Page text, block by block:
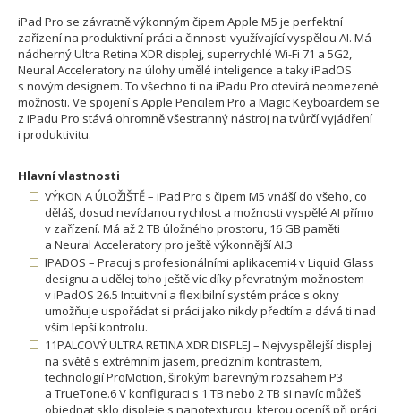
iPad Pro se závratně výkonným čipem Apple M5 je perfektní
zařízení na produktivní práci a činnosti využívající vyspělou AI. Má
nádherný Ultra Retina XDR displej, superrychlé Wi-Fi 71 a 5G2,
Neural Acceleratory na úlohy umělé inteligence a taky iPadOS
s novým designem. To všechno ti na iPadu Pro otevírá neomezené
možnosti. Ve spojení s Apple Pencilem Pro a Magic Keyboardem se
z iPadu Pro stává ohromně všestranný nástroj na tvůrčí vyjádření
i produktivitu.
Hlavní vlastnosti
VÝKON A ÚLOŽIŠTĚ – iPad Pro s čipem M5 vnáší do všeho, co
děláš, dosud nevídanou rychlost a možnosti vyspělé AI přímo
v zařízení. Má až 2 TB úložného prostoru, 16 GB paměti
a Neural Acceleratory pro ještě výkonnější AI.3
IPADOS – Pracuj s profesionálními aplikacemi4 v Liquid Glass
designu a udělej toho ještě víc díky převratným možnostem
v iPadOS 26.5 Intuitivní a flexibilní systém práce s okny
umožňuje uspořádat si práci jako nikdy předtím a dává ti nad
vším lepší kontrolu.
11PALCOVÝ ULTRA RETINA XDR DISPLEJ – Nejvyspělejší displej
na světě s extrémním jasem, precizním kontrastem,
technologií ProMotion, širokým barevným rozsahem P3
a TrueTone.6 V konfiguraci s 1 TB nebo 2 TB si navíc můžeš